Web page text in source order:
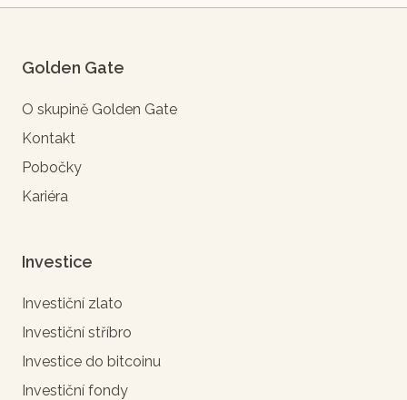
Golden Gate
O skupině Golden Gate
Kontakt
Pobočky
Kariéra
Investice
Investiční zlato
Investiční stříbro
Investice do bitcoinu
Investiční fondy